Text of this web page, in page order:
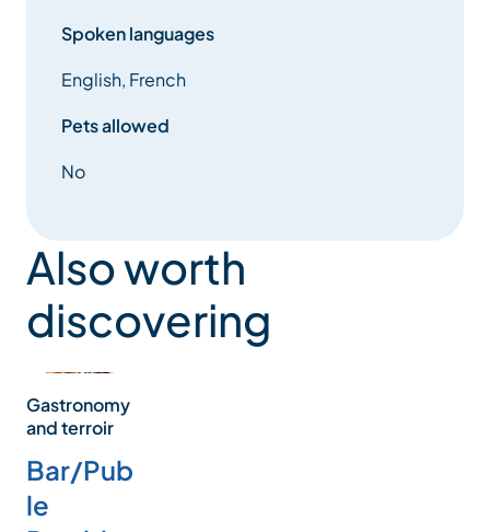
Spoken languages
English, French
Pets allowed
No
Also worth
discovering
Gastronomy
and terroir
Bar/Pub
le